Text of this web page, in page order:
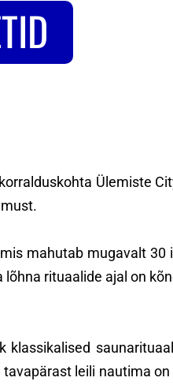
Ülemiste
mis mahutab mugavalt 30
rituaalide ajal on
klassikalised
leili nautima